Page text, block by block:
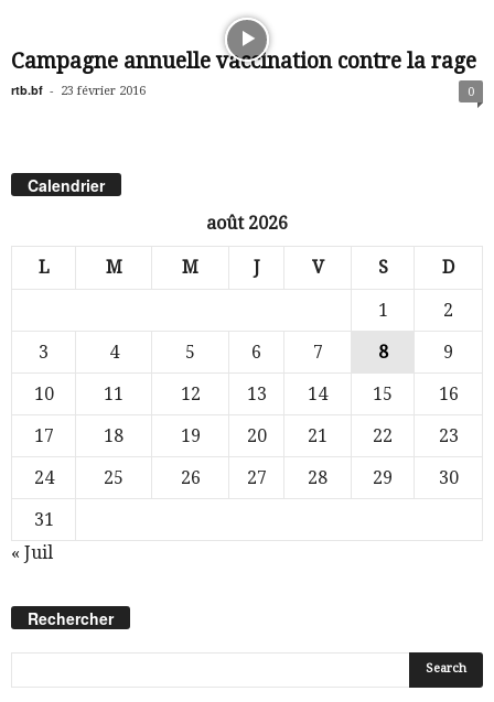
Campagne annuelle vaccination contre la rage
rtb.bf - 23 février 2016 0
Calendrier
août 2026
L M M J V S D
1
2
3
4 5 6 7 8
9
10
11 12 13 14 15
16
17
18 19 20 21 22
23
24
25 26 27 28 29
30
31
« Juil
Rechercher